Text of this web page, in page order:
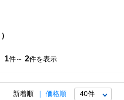
1件～ 2件を表示
新着順 価格順